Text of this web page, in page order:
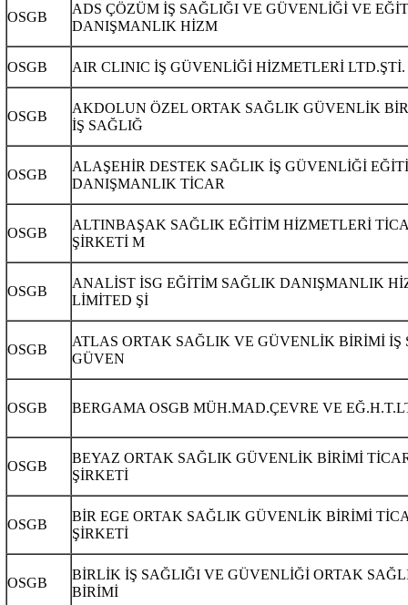
OSGB
ADS ÇÖZÜM İŞ SAĞLIĞI VE GÜVENLİĞİ VE
DANIŞMANLIK HİZM
OSGB AIR CLINIC İŞ GÜVENLİĞİ HİZMETLERİ LTD.ŞTİ.
OSGB
AKDOLUN ÖZEL ORTAK SAĞLIK GÜVENLİK
İŞ SAĞLIĞ
OSGB
ALAŞEHİR DESTEK SAĞLIK İŞ GÜVENLİĞİ
DANIŞMANLIK TİCAR
OSGB
ALTINBAŞAK SAĞLIK EĞİTİM HİZMETLERİ
ŞİRKETİ M
OSGB
ANALİST İSG EĞİTİM SAĞLIK DANIŞMANLIK
LİMİTED Şİ
OSGB
ATLAS ORTAK SAĞLIK VE GÜVENLİK BİRİMİ İŞ
GÜVEN
OSGB BERGAMA OSGB MÜH.MAD.ÇEVRE VE
OSGB
BEYAZ ORTAK SAĞLIK GÜVENLİK BİRİMİ
ŞİRKETİ
OSGB
BİR EGE ORTAK SAĞLIK GÜVENLİK BİRİMİ
ŞİRKETİ
OSGB
BİRLİK İŞ SAĞLIĞI VE GÜVENLİĞİ ORTAK
BİRİMİ